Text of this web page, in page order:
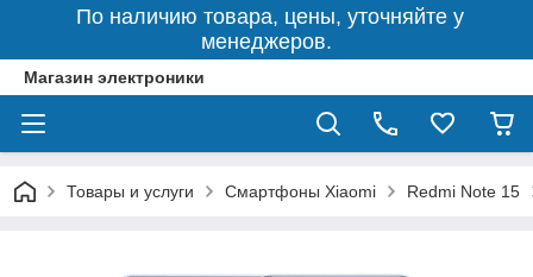
По наличию товара, цены, уточняйте у
менеджеров.
Магазин электроники
Товары и услуги Смартфоны Xiaomi Redmi Note 15